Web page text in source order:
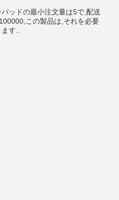
ッドの最小注文量は5で,配送
この製品は,それを必要
す..